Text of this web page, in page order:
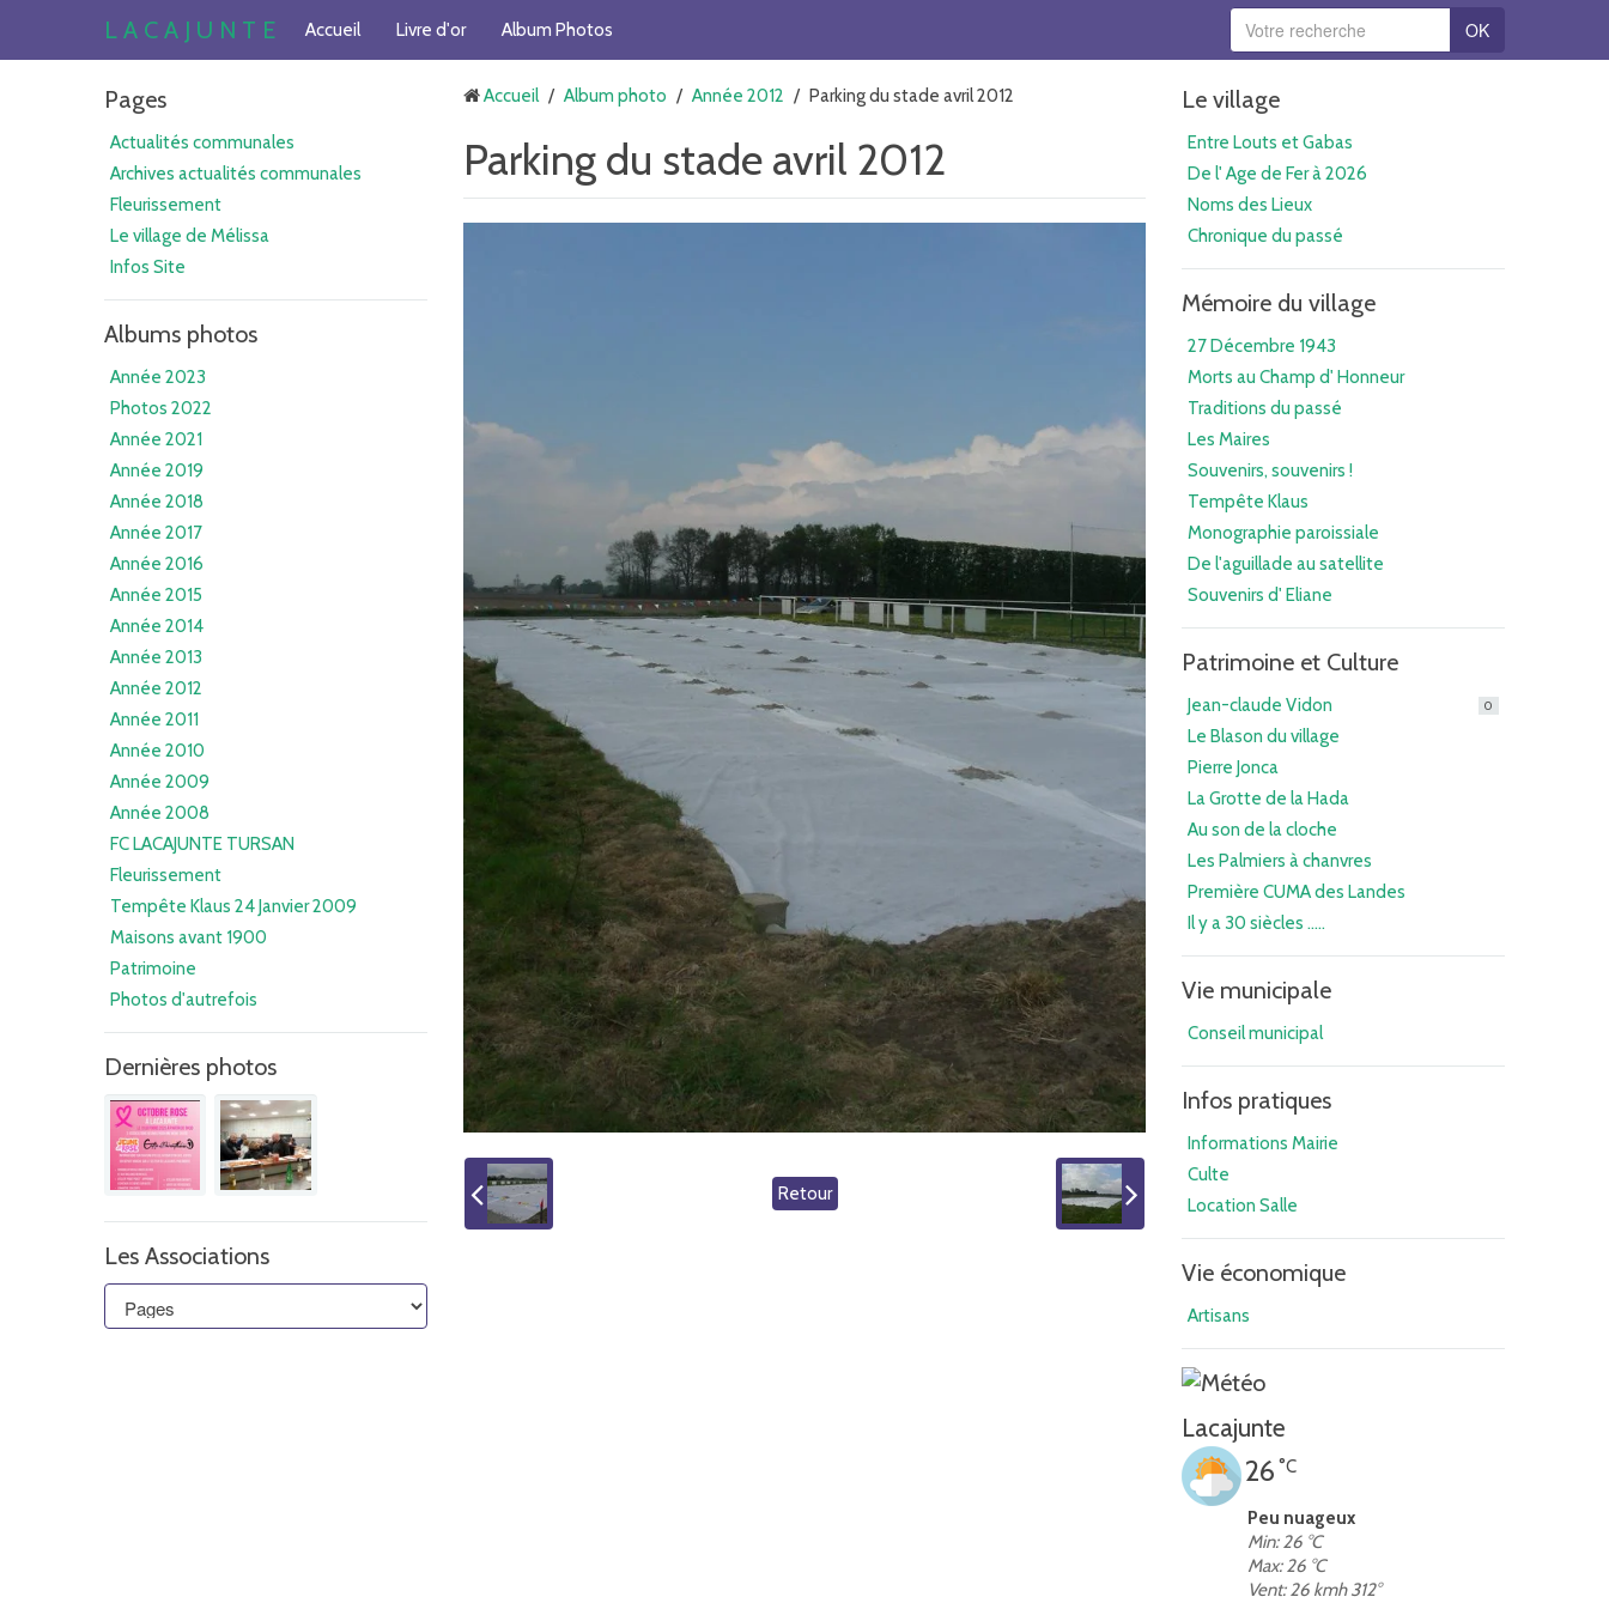
L A C A J U N T E Accueil Livre d'or Album Photos OK
Pages
Actualités communales
Archives actualités communales
Fleurissement
Le village de Mélissa
Infos Site
Albums photos
Année 2023
Photos 2022
Année 2021
Année 2019
Année 2018
Année 2017
Année 2016
Année 2015
Année 2014
Année 2013
Année 2012
Année 2011
Année 2010
Année 2009
Année 2008
FC LACAJUNTE TURSAN
Fleurissement
Tempête Klaus 24 Janvier 2009
Maisons avant 1900
Patrimoine
Photos d'autrefois
Dernières photos
Les Associations
Accueil / Album photo / Année 2012 / Parking du stade avril 2012
Parking du stade avril 2012
Retour
Le village
Entre Louts et Gabas
De l' Age de Fer à 2026
Noms des Lieux
Chronique du passé
Mémoire du village
27 Décembre 1943
Morts au Champ d' Honneur
Traditions du passé
Les Maires
Souvenirs, souvenirs !
Tempête Klaus
Monographie paroissiale
De l'aguillade au satellite
Souvenirs d' Eliane
Patrimoine et Culture
Jean-claude Vidon 0
Le Blason du village
Pierre Jonca
La Grotte de la Hada
Au son de la cloche
Les Palmiers à chanvres
Première CUMA des Landes
Il y a 30 siècles .....
Vie municipale
Conseil municipal
Infos pratiques
Informations Mairie
Culte
Location Salle
Vie économique
Artisans
Lacajunte
26 °C
Peu nuageux
Min: 26 °C
Max: 26 °C
Vent: 26 kmh 312°